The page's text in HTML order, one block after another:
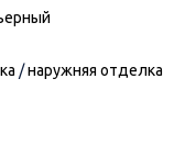
/наружняя отделка